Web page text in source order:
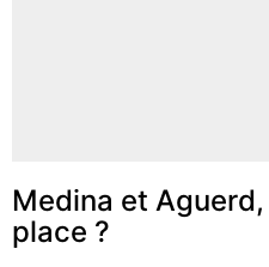
Medina et
place ?